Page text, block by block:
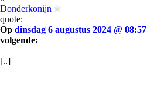
Donderkonijn
quote:
Op dinsdag 6 augustus 2024 @ 08:57
volgende:
[..]